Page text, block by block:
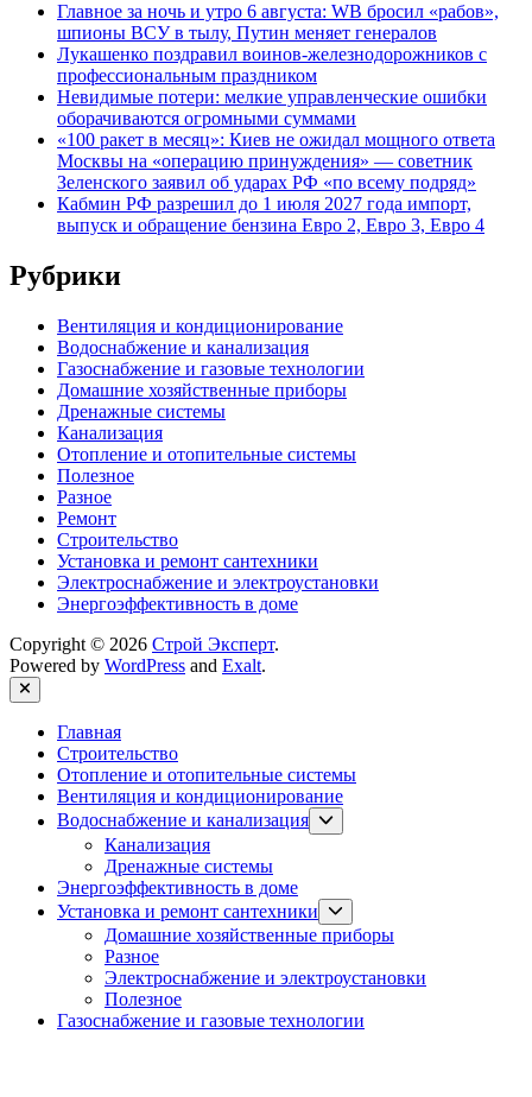
Главное за ночь и утро 6 августа: WB бросил «рабов»,
шпионы ВСУ в тылу, Путин меняет генералов
Лукашенко поздравил воинов-железнодорожников с
профессиональным праздником
Невидимые потери: мелкие управленческие ошибки
оборачиваются огромными суммами
«100 ракет в месяц»: Киев не ожидал мощного ответа
Москвы на «операцию принуждения» — советник
Зеленского заявил об ударах РФ «по всему подряд»
Кабмин РФ разрешил до 1 июля 2027 года импорт,
выпуск и обращение бензина Евро 2, Евро 3, Евро 4
Рубрики
Вентиляция и кондиционирование
Водоснабжение и канализация
Газоснабжение и газовые технологии
Домашние хозяйственные приборы
Дренажные системы
Канализация
Отопление и отопительные системы
Полезное
Разное
Ремонт
Строительство
Установка и ремонт сантехники
Электроснабжение и электроустановки
Энергоэффективность в доме
Copyright © 2026 Строй Эксперт.
Powered by WordPress and Exalt.
Close
Главная
Строительство
Отопление и отопительные системы
Вентиляция и кондиционирование
Водоснабжение и канализация
Show
sub
Канализация
Дренажные системы
Энергоэффективность в доме
Установка и ремонт сантехники
sub
menu
Домашние хозяйственные приборы
Разное
Электроснабжение и электроустановки
Полезное
Газоснабжение и газовые технологии